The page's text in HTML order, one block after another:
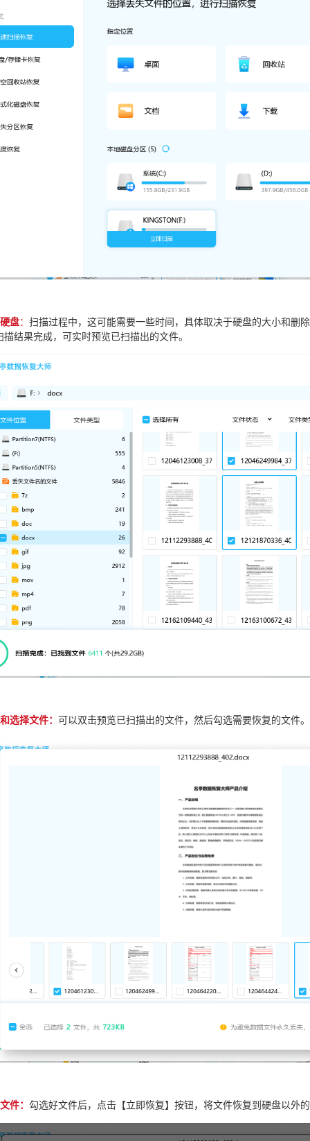
盘： 扫描过程中，这可能需要一些时间，具体取决于硬盘的大小和删
描结果完成，可实时预览已扫描出的文件。
选择文件： 可以双击预览已扫描出的文件，然后勾选需要恢复的文件。
件： 勾选好文件后，点击【立即恢复】按钮，将文件恢复到硬盘以外